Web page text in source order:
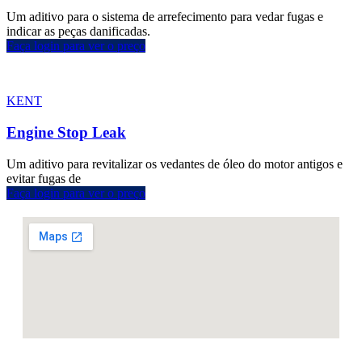
Um aditivo para o sistema de arrefecimento para vedar fugas e
indicar as peças danificadas.
Faça login para ver o preço
KENT
Engine Stop Leak
Um aditivo para revitalizar os vedantes de óleo do motor antigos e
evitar fugas de
Faça login para ver o preço